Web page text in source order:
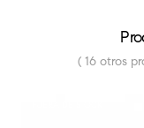
( 16 otros